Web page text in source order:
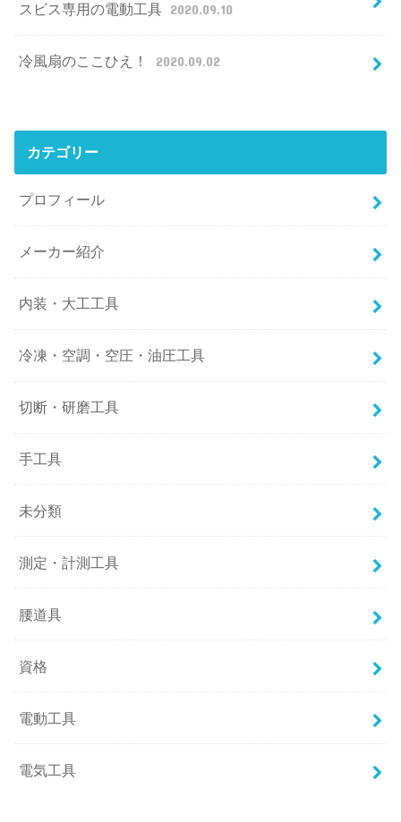
スビス専用の電動工具 2020.09.10
冷風扇のここひえ！ 2020.09.02
カテゴリー
プロフィール
メーカー紹介
内装・大工工具
冷凍・空調・空圧・油圧工具
切断・研磨工具
手工具
未分類
測定・計測工具
腰道具
資格
電動工具
電気工具